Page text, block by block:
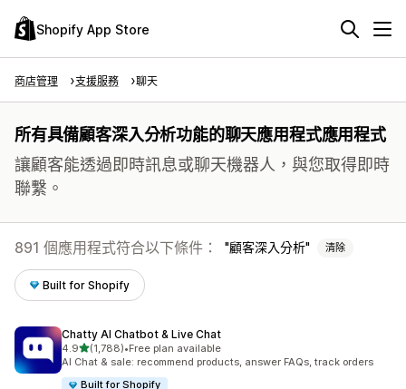
Shopify App Store
商店管理 支援服務 聊天
所有具備顧客深入分析功能的聊天應用程式應用程式
讓顧客能透過即時訊息或聊天機器人，與您取得即時
聯繫。
891 個應用程式符合以下條件： 顧客深入分析 清除
Built for Shopify
Chatty AI Chatbot & Live Chat
4.9滿分 5 顆星
(1,788)
共有 1788 則評價
•Free plan available
AI Chat & sale: recommend products, answer FAQs, track orders
Built for Shopify